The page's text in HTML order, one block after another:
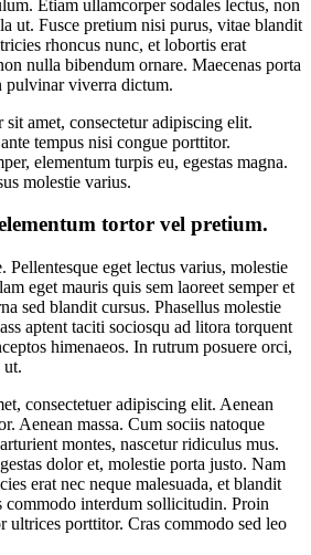
Etiam ullamcorper sodales lectus, non
ut. Fusce pretium nisi purus, vitae blandit
rhoncus nunc, et lobortis erat
nulla bibendum ornare. Maecenas porta
pulvinar viverra dictum.
amet, consectetur adipiscing elit.
tempus nisi congue porttitor.
elementum turpis eu, egestas magna.
molestie varius.
tortor vel pretium.
Pellentesque eget lectus varius, molestie
eget mauris quis sem laoreet semper et
sed blandit cursus. Phasellus molestie
aptent taciti sociosqu ad litora torquent
himenaeos. In rutrum posuere orci,
ut.
consectetuer adipiscing elit. Aenean
Aenean massa. Cum sociis natoque
montes, nascetur ridiculus mus.
dolor et, molestie porta justo. Nam
erat nec neque malesuada, et blandit
commodo interdum sollicitudin. Proin
ultrices porttitor. Cras commodo sed leo